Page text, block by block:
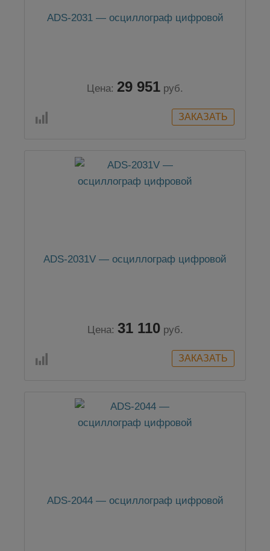
ADS-2031 — осциллограф цифровой
Цена: 29 951 руб.
ADS-2031V — осциллограф цифровой
Цена: 31 110 руб.
ADS-2044 — осциллограф цифровой